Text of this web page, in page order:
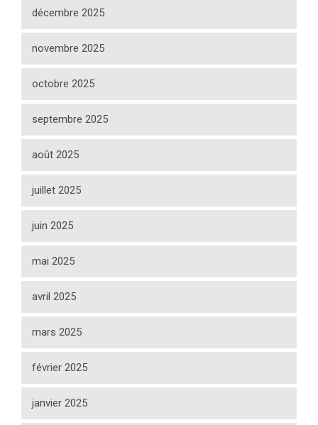
décembre 2025
novembre 2025
octobre 2025
septembre 2025
août 2025
juillet 2025
juin 2025
mai 2025
avril 2025
mars 2025
février 2025
janvier 2025